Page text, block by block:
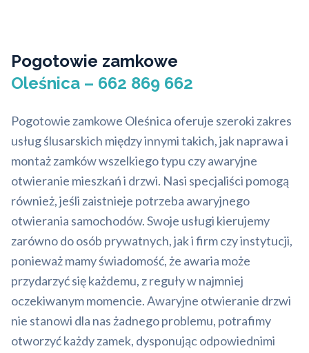
Pogotowie zamkowe
Oleśnica – 662 869 662
Pogotowie zamkowe Oleśnica oferuje szeroki zakres
usług ślusarskich między innymi takich, jak naprawa i
montaż zamków wszelkiego typu czy awaryjne
otwieranie mieszkań i drzwi. Nasi specjaliści pomogą
również, jeśli zaistnieje potrzeba awaryjnego
otwierania samochodów. Swoje usługi kierujemy
zarówno do osób prywatnych, jak i firm czy instytucji,
ponieważ mamy świadomość, że awaria może
przydarzyć się każdemu, z reguły w najmniej
oczekiwanym momencie. Awaryjne otwieranie drzwi
nie stanowi dla nas żadnego problemu, potrafimy
otworzyć każdy zamek, dysponując odpowiednimi